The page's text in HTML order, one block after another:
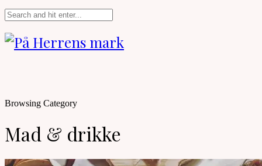
Browsing Category
Mad & drikke